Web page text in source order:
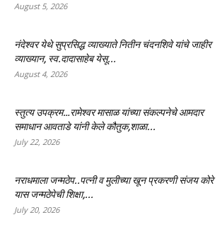
August 5, 2026
नंदेश्वर येथे सुप्रसिद्ध व्याख्याते नितीन चंदनशिवे यांचे जाहीर
व्याख्यान, स्व.दादासाहेब येसू...
August 4, 2026
स्तुत्य उपक्रम…रामेश्वर मासाळ यांच्या संकल्पनेचे आमदार
समाधान आवताडे यांनी केले कौतुक,शाळा...
July 22, 2026
नराधमाला जन्मठेप..पत्नी व मुलीच्या खून प्रकरणी संजय कोरे
यास जन्मठेपेची शिक्षा,...
July 20, 2026